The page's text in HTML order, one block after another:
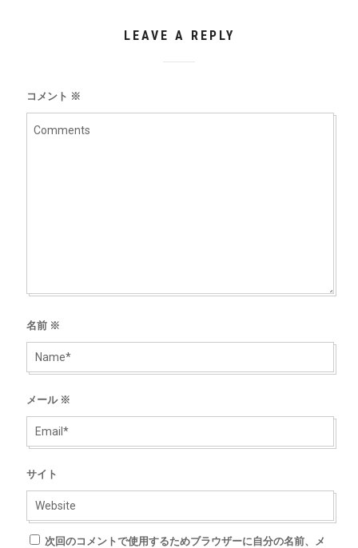
LEAVE A REPLY
コメント ※
名前 ※
メール ※
サイト
次回のコメントで使用するためブラウザーに自分の名前、メ